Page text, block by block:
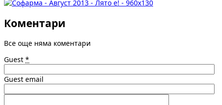
Коментари
Все още няма коментари
Guest *
Guest email